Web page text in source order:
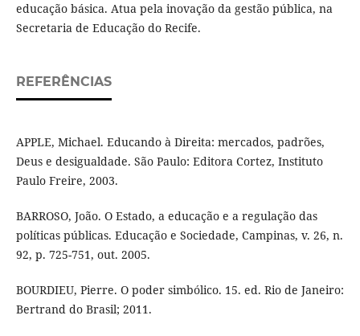
educação básica. Atua pela inovação da gestão pública, na
Secretaria de Educação do Recife.
REFERÊNCIAS
APPLE, Michael. Educando à Direita: mercados, padrões,
Deus e desigualdade. São Paulo: Editora Cortez, Instituto
Paulo Freire, 2003.
BARROSO, João. O Estado, a educação e a regulação das
políticas públicas. Educação e Sociedade, Campinas, v. 26, n.
92, p. 725-751, out. 2005.
BOURDIEU, Pierre. O poder simbólico. 15. ed. Rio de Janeiro:
Bertrand do Brasil; 2011.